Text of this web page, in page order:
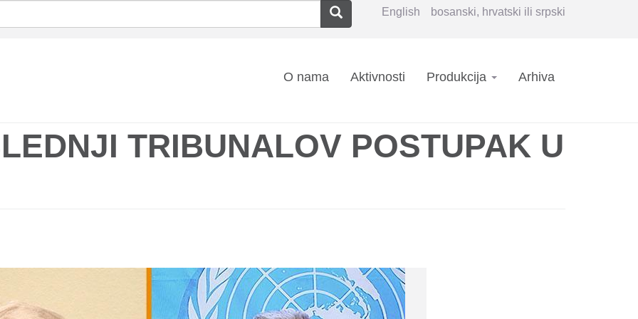
English bosanski, hrvatski ili srpski
Pretraga
O nama Aktivnosti Produkcija Arhiva
TRIBUNALOV POSTUPAK U